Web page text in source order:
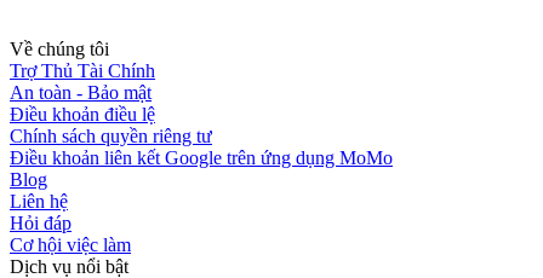
Về chúng tôi
Trợ Thủ Tài Chính
An toàn - Bảo mật
Điều khoản điều lệ
Chính sách quyền riêng tư
Điều khoản liên kết Google trên ứng dụng MoMo
Blog
Liên hệ
Hỏi đáp
Cơ hội việc làm
Dịch vụ nổi bật